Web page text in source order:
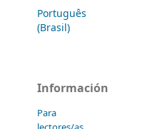
Português
(Brasil)
Información
Para